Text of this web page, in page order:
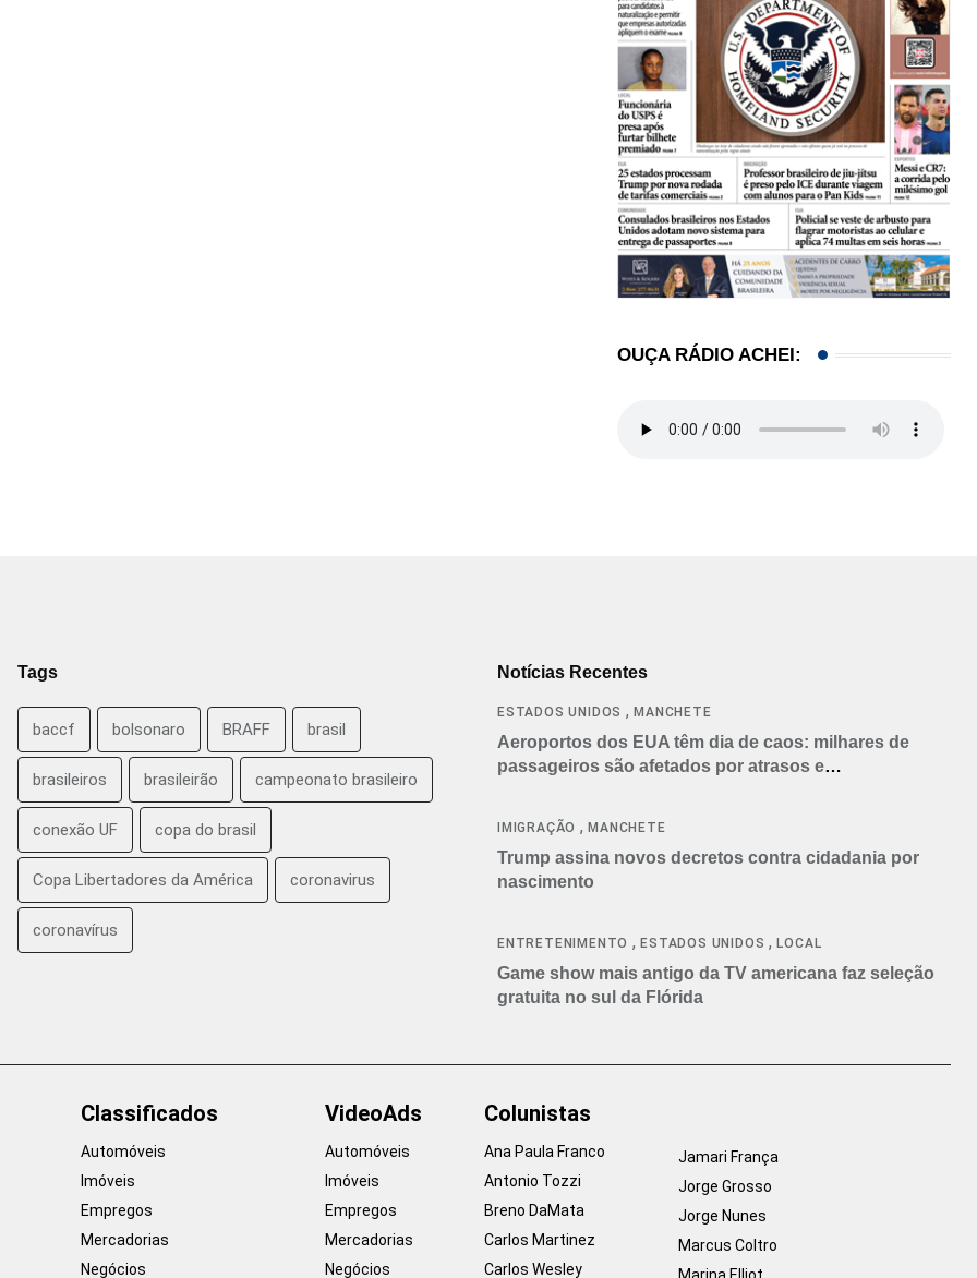
OUÇA RÁDIO ACHEI:
Tags
baccf bolsonaro BRAFF brasil
brasileiros brasileirão campeonato brasileiro
conexão UF copa do brasil
Copa Libertadores da América coronavirus
coronavírus
Notícias Recentes
ESTADOS UNIDOS ,MANCHETE
Aeroportos dos EUA têm dia de caos: milhares de
passageiros são afetados por atrasos e
IMIGRAÇÃO ,MANCHETE
Trump assina novos decretos contra cidadania por
nascimento
ENTRETENIMENTO ,ESTADOS UNIDOS ,LOCAL
Game show mais antigo da TV americana faz seleção
gratuita no sul da Flórida
Classificados
Automóveis
Imóveis
Empregos
Mercadorias
Negócios
VideoAds
Automóveis
Imóveis
Empregos
Mercadorias
Negócios
Colunistas
Ana Paula Franco
Antonio Tozzi
Breno DaMata
Carlos Martinez
Carlos Wesley
Jamari França
Jorge Grosso
Jorge Nunes
Marcus Coltro